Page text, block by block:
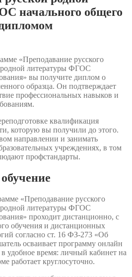
начального общего
«Преподавание русского
родной литературы ФГОС
вы получите диплом о
образца. Он подтверждает
профессиональных навыков и
квалификация
которую вы получили до этого.
направлении и занимать
учреждениях, в том
профстандарты.
«Преподавание русского
родной литературы ФГОС
проходит дистанционно, с
обучения и дистанционных
согласно ст. 16 ФЗ-273 «Об
осваивает программу онлайн
удобное время: личный кабинет на
работает круглосуточно.